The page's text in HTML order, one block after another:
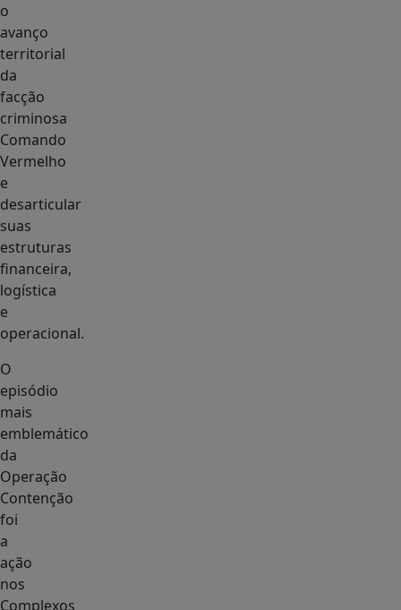
o
avanço
territorial
da
facção
criminosa
Comando
Vermelho
e
desarticular
suas
estruturas
financeira,
logística
e
operacional.
O
episódio
mais
emblemático
da
Operação
Contenção
foi
a
ação
nos
Complexos